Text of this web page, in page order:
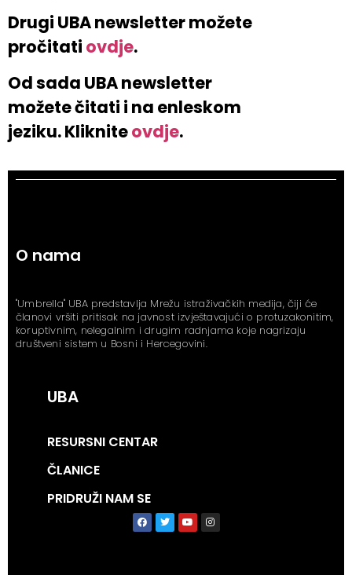
Drugi UBA newsletter možete
pročitati ovdje.
Od sada UBA newsletter
možete čitati i na enleskom
jeziku. Klikniteovdje.
O nama
"Umbrella" UBA predstavlja Mrežu istraživačkih medija, čiji će
članovi vršiti pritisak na javnost izvještavajući o protuzakonitim,
koruptivnim, nelegalnim i drugim radnjama koje nagrizaju
društveni sistem u Bosni i Hercegovini.
UBA
RESURSNI CENTAR
ČLANICE
PRIDRUŽI NAM SE